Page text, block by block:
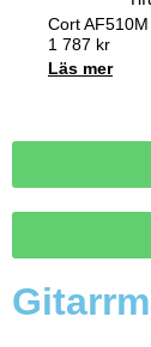
Cort
1 787 kr
Läs mer